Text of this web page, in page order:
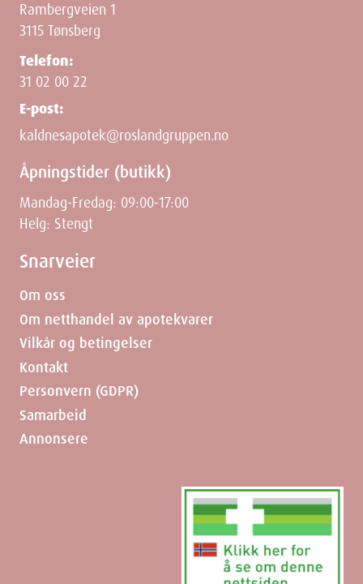
Rambergveien 1
3115 Tønsberg
Telefon:
31 02 00 22
E-post:
kaldnesapotek@roslandgruppen.no
Åpningstider (butikk)
Mandag-Fredag: 09:00-17:00
Helg: Stengt
Snarveier
Om oss
Om netthandel av apotekvarer
Vilkår og betingelser
Kontakt
Personvern (GDPR)
Samarbeid
Annonsere